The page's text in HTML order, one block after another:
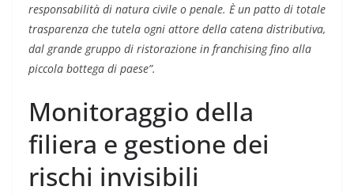
responsabilità di natura civile o penale. È un patto di totale
trasparenza che tutela ogni attore della catena distributiva,
dal grande gruppo di ristorazione in franchising fino alla
piccola bottega di paese”.
Monitoraggio della
filiera e gestione dei
rischi invisibili